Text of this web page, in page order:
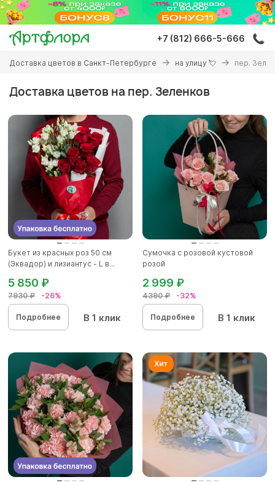
Перейти
основному
содержанию
+7 (812) 666-5-666
Вы
здесь
Доставка цветов в Санкт-Петербурге на улицу 💘 пер.
Доставка цветов на пер. Зеленков
Букет из красных роз 50 см
(Эквадор) и лизиантус - L в...
7930 ₽ -26%
5 850 ₽
Подробнее В 1 клик
Сумочка с розовой кустовой
розой
4390 ₽ -32%
2 999 ₽
Подробнее В 1 клик